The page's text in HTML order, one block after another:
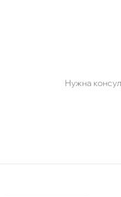
Нужна